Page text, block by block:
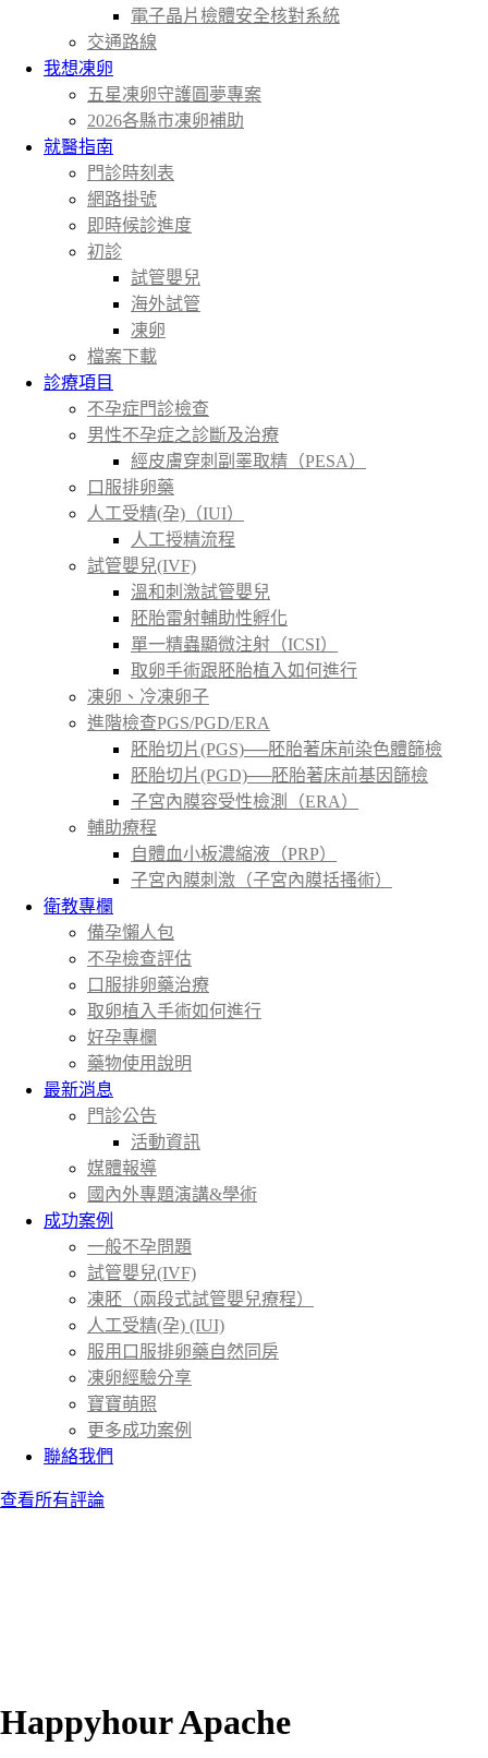
電子晶片檢體安全核對系統
交通路線
我想凍卵
五星凍卵守護圓夢專案
2026各縣市凍卵補助
就醫指南
門診時刻表
網路掛號
即時候診進度
初診
試管嬰兒
海外試管
凍卵
檔案下載
診療項目
不孕症門診檢查
男性不孕症之診斷及治療
經皮膚穿刺副睪取精（PESA）
口服排卵藥
人工受精(孕)（IUI）
人工授精流程
試管嬰兒(IVF)
溫和刺激試管嬰兒
胚胎雷射輔助性孵化
單一精蟲顯微注射（ICSI）
取卵手術跟胚胎植入如何進行
凍卵、冷凍卵子
進階檢查PGS/PGD/ERA
胚胎切片(PGS)──胚胎著床前染色體篩檢
胚胎切片(PGD)──胚胎著床前基因篩檢
子宮內膜容受性檢測（ERA）
輔助療程
自體血小板濃縮液（PRP）
子宮內膜刺激（子宮內膜括搔術）
衛教專欄
備孕懶人包
不孕檢查評估
口服排卵藥治療
取卵植入手術如何進行
好孕專欄
藥物使用說明
最新消息
門診公告
活動資訊
媒體報導
國內外專題演講&學術
成功案例
一般不孕問題
試管嬰兒(IVF)
凍胚（兩段式試管嬰兒療程）
人工受精(孕) (IUI)
服用口服排卵藥自然同房
凍卵經驗分享
寶寶萌照
更多成功案例
聯絡我們
查看所有評論
Happyhour Apache